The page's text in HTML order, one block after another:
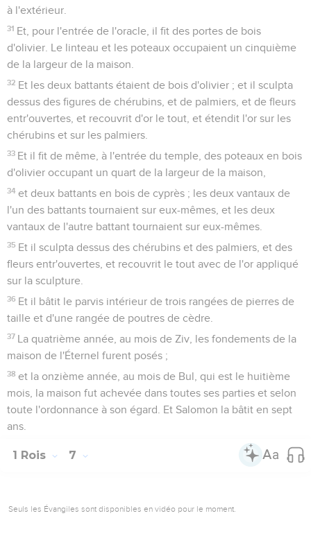
à l'extérieur.
31 Et, pour l'entrée de l'oracle, il fit des portes de bois
d'olivier. Le linteau et les poteaux occupaient un cinquième
de la largeur de la maison.
32 Et les deux battants étaient de bois d'olivier ; et il sculpta
dessus des figures de chérubins, et de palmiers, et de fleurs
entr'ouvertes, et recouvrit d'or le tout, et étendit l'or sur les
chérubins et sur les palmiers.
33 Et il fit de même, à l'entrée du temple, des poteaux en bois
d'olivier occupant un quart de la largeur de la maison,
34 et deux battants en bois de cyprès ; les deux vantaux de
l'un des battants tournaient sur eux-mêmes, et les deux
vantaux de l'autre battant tournaient sur eux-mêmes.
35 Et il sculpta dessus des chérubins et des palmiers, et des
fleurs entr'ouvertes, et recouvrit le tout avec de l'or appliqué
sur la sculpture.
36 Et il bâtit le parvis intérieur de trois rangées de pierres de
taille et d'une rangée de poutres de cèdre.
37 La quatrième année, au mois de Ziv, les fondements de la
maison de l'Éternel furent posés ;
38 et la onzième année, au mois de Bul, qui est le huitième
mois, la maison fut achevée dans toutes ses parties et selon
toute l'ordonnance à son égard. Et Salomon la bâtit en sept
ans.
1 Rois 7
Seuls les Évangiles sont disponibles en vidéo pour le moment.